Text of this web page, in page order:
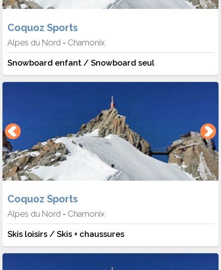
Coquoz Sports
Alpes du Nord - Chamonix
Snowboard enfant / Snowboard seul
Coquoz Sports
Alpes du Nord - Chamonix
Skis loisirs / Skis + chaussures